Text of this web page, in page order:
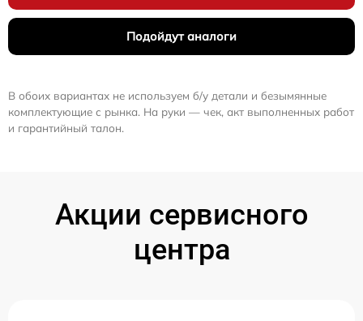
Подойдут аналоги
В обоих вариантах не используем б/у детали и безымянные
комплектующие с рынка. На руки — чек, акт выполненных работ
и гарантийный талон.
Акции сервисного
центра